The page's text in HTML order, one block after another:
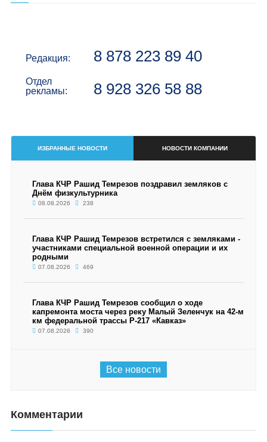
Редакция: 8 878 223 89 40
Отдел
рекламы:
8 928 326 58 88
ИЗБРАННЫЕ НОВОСТИ НОВОСТИ КОМПАНИИ
Глава КЧР Рашид Темрезов поздравил земляков с
Днём физкультурника
08.08.2026 238
Глава КЧР Рашид Темрезов встретился с земляками -
участниками специальной военной операции и их
родными
07.08.2026 469
Глава КЧР Рашид Темрезов сообщил о ходе
капремонта моста через реку Малый Зеленчук на 42-м
км федеральной трассы Р-217 «Кавказ»
07.08.2026 390
Все новости
Комментарии